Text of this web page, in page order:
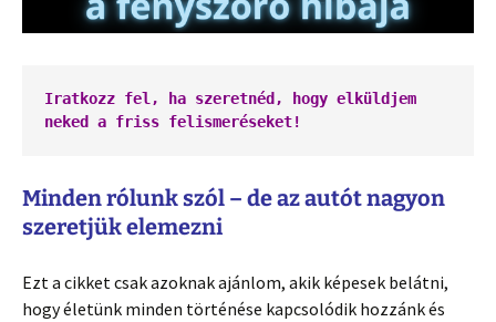
Iratkozz fel, ha szeretnéd, hogy elküldjem
neked a friss felismeréseket!
Minden rólunk szól – de az autót nagyon
szeretjük elemezni
Ezt a cikket csak azoknak ajánlom, akik képesek belátni,
hogy életünk minden történése kapcsolódik hozzánk és